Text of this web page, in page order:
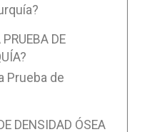
DE
Prueba de
DENSIDAD ÓSEA